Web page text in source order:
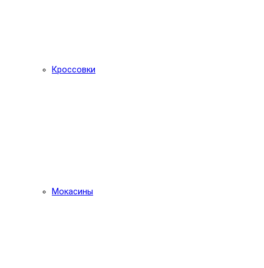
Кроссовки
Мокасины